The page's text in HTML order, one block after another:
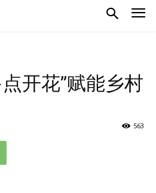
开花”赋能乡村
563